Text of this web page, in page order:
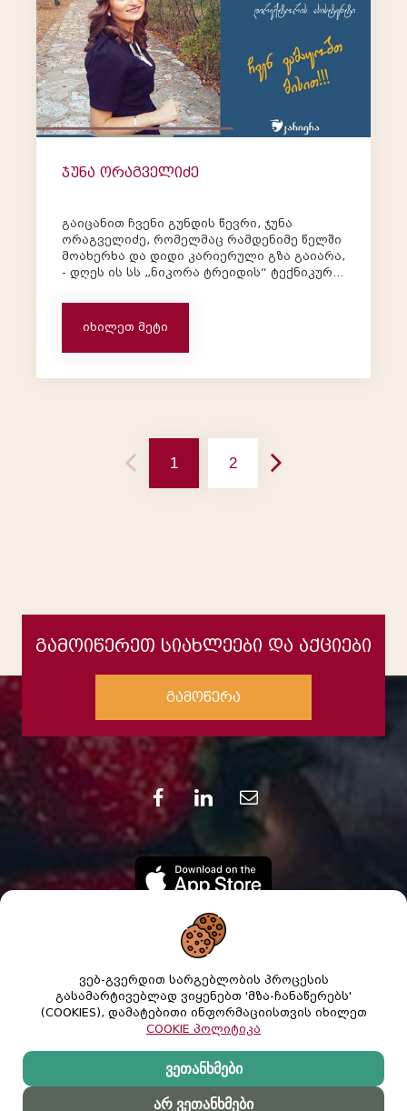
ჯუნა ორაგველიძე
გაიცანით ჩვენი გუნდის წევრი, ჯუნა
ორაგველიძე, რომელმაც რამდენიმე წელში
მოახერხა და დიდი კარიერული გზა გაიარა,
- დღეს ის სს „ნიკორა ტრეიდის“ ტექნიკური
ერთ-ერთი გამორჩეული თანამშრომელია.
ჯუნა: “ნიკორაში მუშაობა 2011 წელს
დავიწყე, მაშინ სტუ...
იხილეთ მეტი
1 2
ვებ-გვერდით სარგებლობის პროცესის
გასამარტივებლად ვიყენებთ 'მზა-ჩანაწერებს'
(COOKIES), დამატებითი ინფორმაციისთვის იხილეთ
COOKIE პოლიტიკა
ვეთანხმები
არ ვეთანხმები
გამოიწერეთ სიახლეები და აქციები
გამოწერა
© 2021 შ.პ.ს. "ნიკორა სუპერმარკეტი". ყველა
უფლება დაცულია.